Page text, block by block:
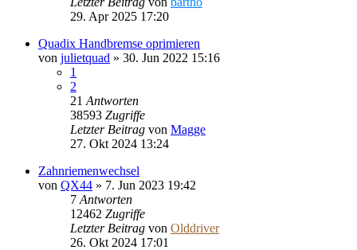
29. Apr 2025 17:20
Quadix Handbremse oprimieren
von julietquad » 30. Jun 2022 15:16
1
2
21 Antworten
38593 Zugriffe
Letzter Beitrag von Magge
27. Okt 2024 13:24
Zahnriemenwechsel
von QX44 » 7. Jun 2023 19:42
7 Antworten
12462 Zugriffe
Letzter Beitrag von Olddriver
26. Okt 2024 17:01